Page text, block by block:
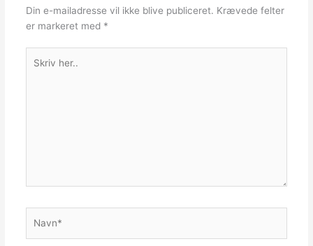
Din e-mailadresse vil ikke blive publiceret. Krævede felter
er markeret med *
her..